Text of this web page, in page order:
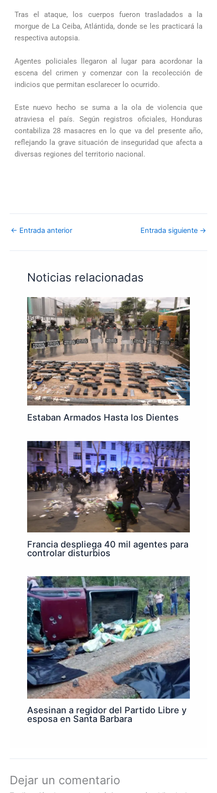
Tras el ataque, los cuerpos fueron trasladados a la
morgue de La Ceiba, Atlántida, donde se les practicará la
respectiva autopsia.
Agentes policiales llegaron al lugar para acordonar la
escena del crimen y comenzar con la recolección de
indicios que permitan esclarecer lo ocurrido.
Este nuevo hecho se suma a la ola de violencia que
atraviesa el país. Según registros oficiales, Honduras
contabiliza 28 masacres en lo que va del presente año,
reflejando la grave situación de inseguridad que afecta a
diversas regiones del territorio nacional.
← Entrada anterior Entrada siguiente →
Noticias relacionadas
Estaban Armados Hasta los Dientes
Francia despliega 40 mil agentes para
controlar disturbios
Asesinan a regidor del Partido Libre y
esposa en Santa Barbara
Dejar un comentario